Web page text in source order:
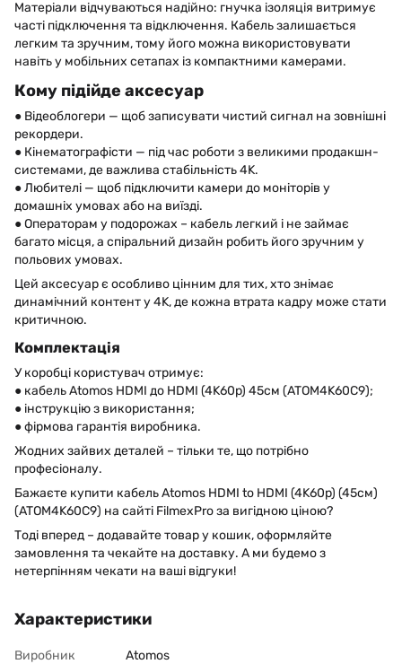
Матеріали відчуваються надійно: гнучка ізоляція витримує
часті підключення та відключення. Кабель залишається
легким та зручним, тому його можна використовувати
навіть у мобільних сетапах із компактними камерами.
Кому підійде аксесуар
● Відеоблогери — щоб записувати чистий сигнал на зовнішні
рекордери.
● Кінематографісти — під час роботи з великими продакшн-
системами, де важлива стабільність 4K.
● Любителі — щоб підключити камери до моніторів у
домашніх умовах або на виїзді.
● Операторам у подорожах – кабель легкий і не займає
багато місця, а спіральний дизайн робить його зручним у
польових умовах.
Цей аксесуар є особливо цінним для тих, хто знімає
динамічний контент у 4K, де кожна втрата кадру може стати
критичною.
Комплектація
У коробці користувач отримує:
● кабель Atomos HDMI до HDMI (4K60p) 45см (ATOM4K60C9);
● інструкцію з використання;
● фірмова гарантія виробника.
Жодних зайвих деталей – тільки те, що потрібно
професіоналу.
Бажаєте купити кабель Atomos HDMI to HDMI (4K60p) (45см)
(ATOM4K60C9) на сайті FilmexPro за вигідною ціною?
Тоді вперед – додавайте товар у кошик, оформляйте
замовлення та чекайте на доставку. А ми будемо з
нетерпінням чекати на ваші відгуки!
Характеристики
Виробник
Atomos